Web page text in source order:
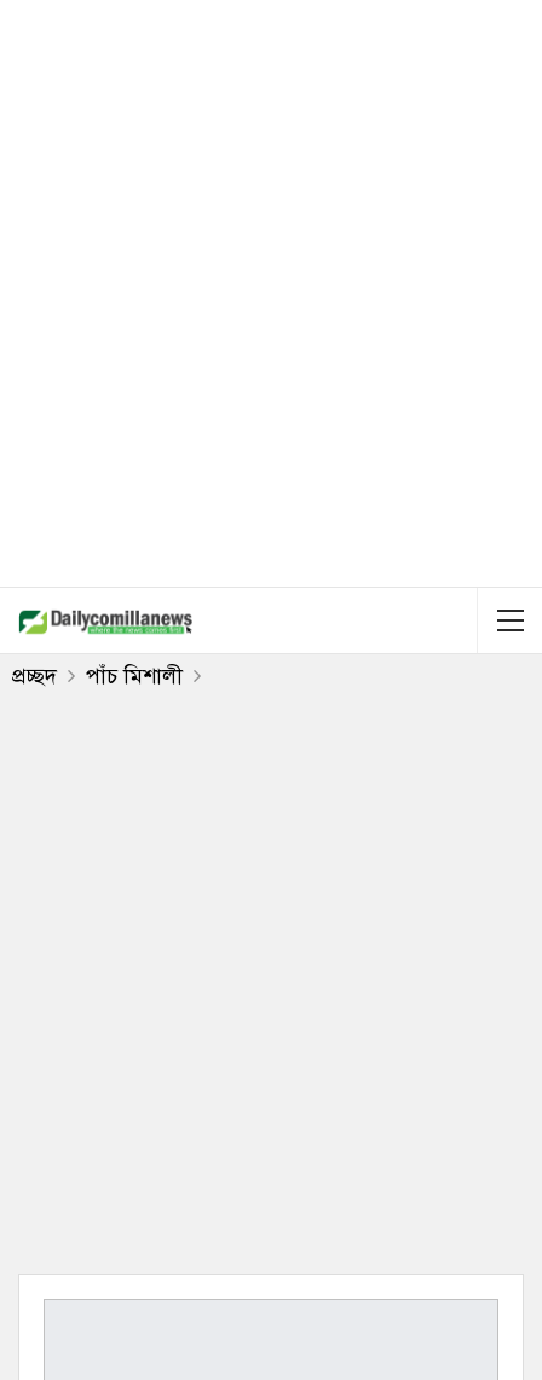
প্রচ্ছদ পাঁচ মিশালী